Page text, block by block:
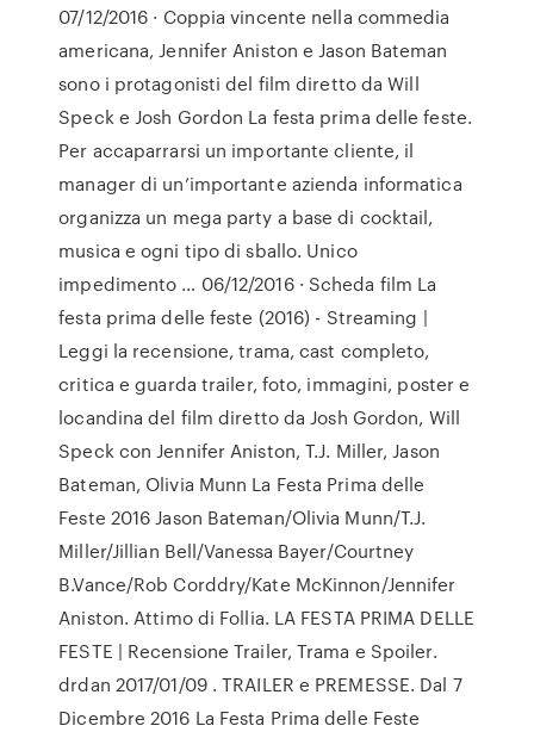
07/12/2016 · Coppia vincente nella commedia
americana, Jennifer Aniston e Jason Bateman
sono i protagonisti del film diretto da Will
Speck e Josh Gordon La festa prima delle feste.
Per accaparrarsi un importante cliente, il
manager di un’importante azienda informatica
organizza un mega party a base di cocktail,
musica e ogni tipo di sballo. Unico
impedimento … 06/12/2016 · Scheda film La
festa prima delle feste (2016) - Streaming |
Leggi la recensione, trama, cast completo,
critica e guarda trailer, foto, immagini, poster e
locandina del film diretto da Josh Gordon, Will
Speck con Jennifer Aniston, T.J. Miller, Jason
Bateman, Olivia Munn La Festa Prima delle
Feste 2016 Jason Bateman/Olivia Munn/T.J.
Miller/Jillian Bell/Vanessa Bayer/Courtney
B.Vance/Rob Corddry/Kate McKinnon/Jennifer
Aniston. Attimo di Follia. LA FESTA PRIMA DELLE
FESTE | Recensione Trailer, Trama e Spoiler.
drdan 2017/01/09 . TRAILER e PREMESSE. Dal 7
Dicembre 2016 La Festa Prima delle Feste